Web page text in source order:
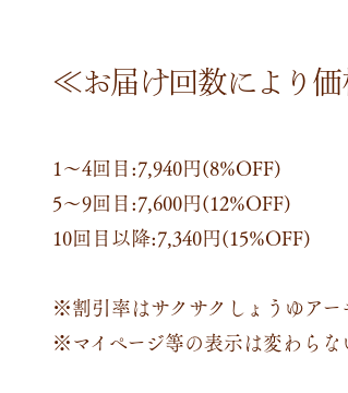
≪お届け回数により
1～4回目:7,940円(8%OFF)
5～9回目:7,600円(12%OFF)
10回目以降:7,340円(15%OFF)
※割引率はサクサクしょうゆアー
※マイページ等の表示は変わらな